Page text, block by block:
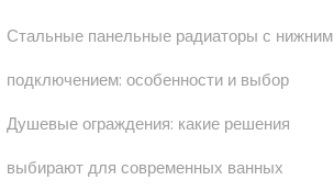
Стальные панельные радиаторы с нижним
подключением: особенности и выбор
Душевые ограждения: какие решения
выбирают для современных ванных